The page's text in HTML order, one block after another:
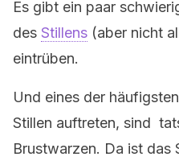
Es gibt ein paar
des Stillens (aber nicht
eintrüben.
Und eines der
Stillen auftreten, sind
Brustwarzen. Da ist das